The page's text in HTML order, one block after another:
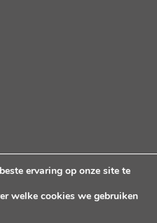
© 2026. Alle Rechten
ervaring op onze site te
welke cookies we gebruiken